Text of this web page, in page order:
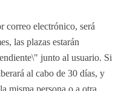
correo electrónico, será
las plazas estarán
junto al usuario. Si
al cabo de 30 días, y